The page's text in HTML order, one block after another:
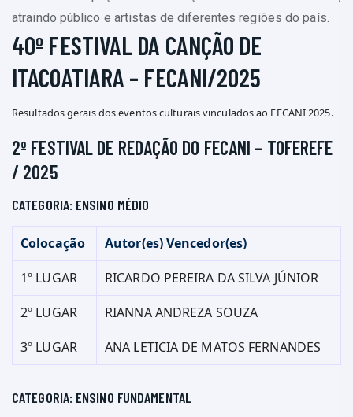
atraindo público e artistas de diferentes regiões do país.
40º FESTIVAL DA CANÇÃO DE
ITACOATIARA – FECANI/2025
Resultados gerais dos eventos culturais vinculados ao FECANI 2025.
2º FESTIVAL DE REDAÇÃO DO FECANI – TOFEREFE
/ 2025
CATEGORIA: ENSINO MÉDIO
Colocação
Autor(es) Vencedor(es)
1º LUGAR
RICARDO PEREIRA DA SILVA JÚNIOR
2º LUGAR
RIANNA ANDREZA SOUZA
3º LUGAR
ANA LETICIA DE MATOS FERNANDES
CATEGORIA: ENSINO FUNDAMENTAL